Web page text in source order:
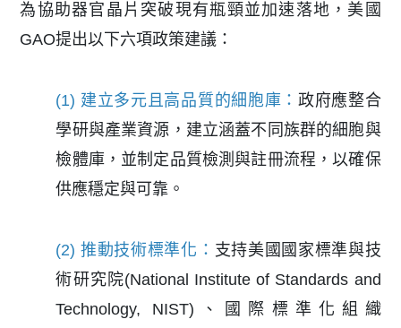
為協助器官晶片突破現有瓶頸並加速落地，美國
GAO提出以下六項政策建議：
(1) 建立多元且高品質的細胞庫： 政府應整合
學研與產業資源，建立涵蓋不同族群的細胞與
檢體庫，並制定品質檢測與註冊流程，以確保
供應穩定與可靠。
(2) 推動技術標準化： 支持美國國家標準與技
術研究院(National Institute of Standards and
Technology, NIST)、國際標準化組織